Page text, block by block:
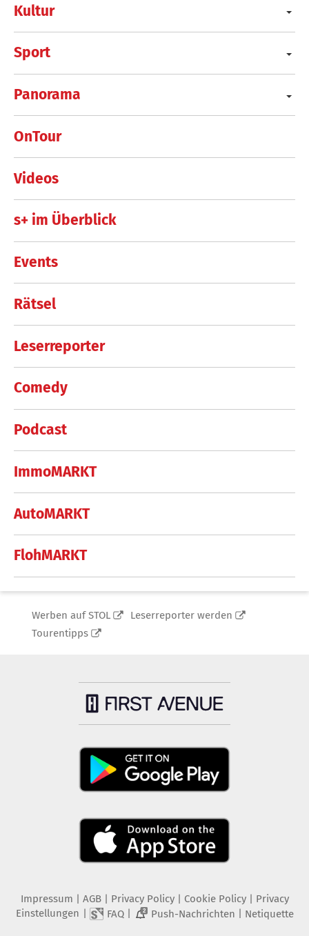
Kultur
Sport
Panorama
OnTour
Videos
s+ im Überblick
Events
Rätsel
Leserreporter
Comedy
Podcast
ImmoMARKT
AutoMARKT
FlohMARKT
Werben auf STOL
Leserreporter werden
Tourentipps
Impressum | AGB | Privacy Policy| Cookie Policy| Privacy
Einstellungen | FAQ| 2 Push-Nachrichten | Netiquette